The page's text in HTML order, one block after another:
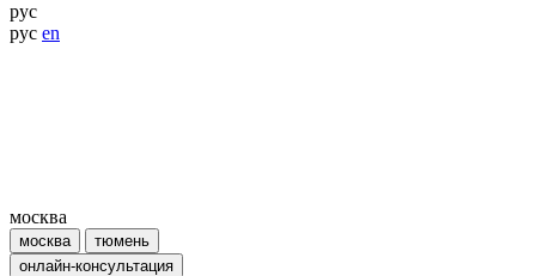
рус
рус en
москва
москва
тюмень
онлайн-консультация